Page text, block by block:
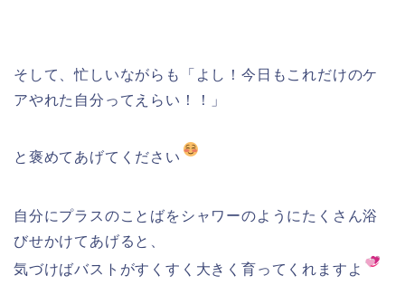
そして、忙しいながらも「よし！今日もこれだけのケ
アやれた自分ってえらい！！」
と褒めてあげてください
自分にプラスのことばをシャワーのようにたくさん浴
びせかけてあげると、
気づけばバストがすくすく大きく育ってくれますよ